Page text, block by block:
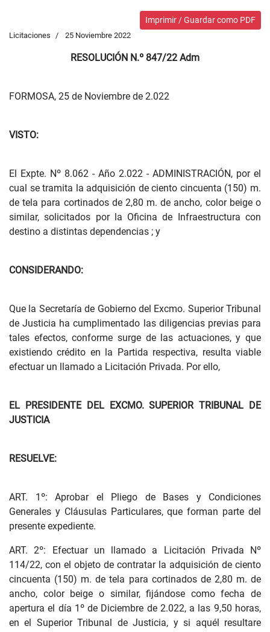
Imprimir / Guardar como PDF
Licitaciones 25 Noviembre 2022
RESOLUCIÓN N.º 847/22 Adm
FORMOSA, 25 de Noviembre de 2.022
VISTO:
El Expte. Nº 8.062 - Año 2.022 - ADMINISTRACIÓN, por el
cual se tramita la adquisición de ciento cincuenta (150) m.
de tela para cortinados de 2,80 m. de ancho, color beige o
similar, solicitados por la Oficina de Infraestructura con
destino a distintas dependencias ; y
CONSIDERANDO:
Que la Secretaría de Gobierno del Excmo. Superior Tribunal
de Justicia ha cumplimentado las diligencias previas para
tales efectos, conforme surge de las actuaciones, y que
existiendo crédito en la Partida respectiva, resulta viable
efectuar un llamado a Licitación Privada. Por ello,
EL PRESIDENTE DEL EXCMO. SUPERIOR TRIBUNAL DE
JUSTICIA
RESUELVE:
ART. 1º: Aprobar el Pliego de Bases y Condiciones
Generales y Cláusulas Particulares, que forman parte del
presente expediente.
ART. 2º: Efectuar un llamado a Licitación Privada Nº
114/22, con el objeto de contratar la adquisición de ciento
cincuenta (150) m. de tela para cortinados de 2,80 m. de
ancho, color beige o similar, fijándose como fecha de
apertura el día 1º de Diciembre de 2.022, a las 9,50 horas,
en el Superior Tribunal de Justicia, y si aquél resultare